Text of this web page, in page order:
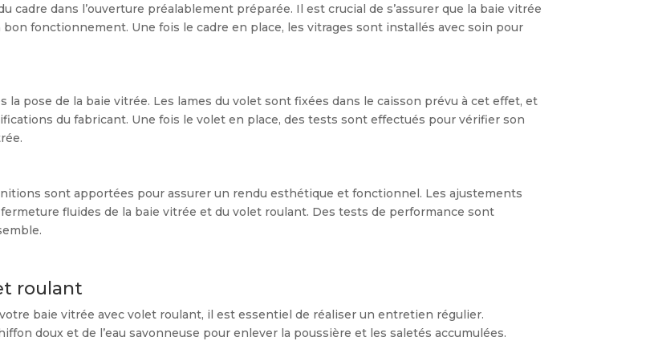
cadre dans l’ouverture préalablement préparée. Il est crucial de s’assurer que la baie vitrée
fonctionnement. Une fois le cadre en place, les vitrages sont installés avec soin pour
pose de la baie vitrée. Les lames du volet sont fixées dans le caisson prévu à cet effet, et
du fabricant. Une fois le volet en place, des tests sont effectués pour vérifier son
sont apportées pour assurer un rendu esthétique et fonctionnel. Les ajustements
fluides de la baie vitrée et du volet roulant. Des tests de performance sont
roulant
baie vitrée avec volet roulant, il est essentiel de réaliser un entretien régulier.
doux et de l’eau savonneuse pour enlever la poussière et les saletés accumulées.